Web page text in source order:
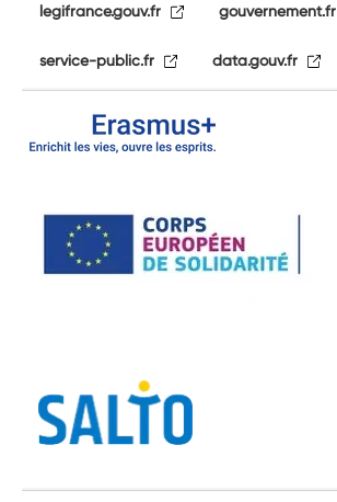
legifrance.gouv.fr gouvernement.fr
service-public.fr data.gouv.fr